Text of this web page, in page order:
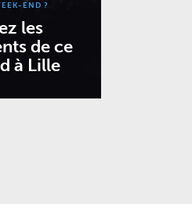
END ?
les
de ce
à Lille